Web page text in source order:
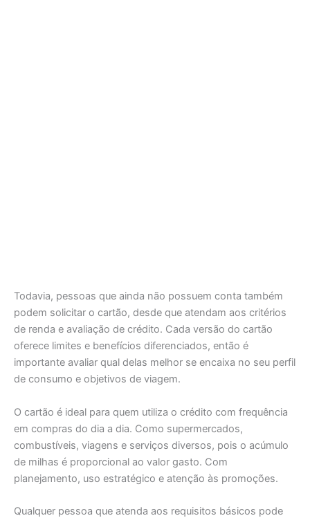
Todavia, pessoas que ainda não possuem conta também
podem solicitar o cartão, desde que atendam aos critérios
de renda e avaliação de crédito. Cada versão do cartão
oferece limites e benefícios diferenciados, então é
importante avaliar qual delas melhor se encaixa no seu perfil
de consumo e objetivos de viagem.
O cartão é ideal para quem utiliza o crédito com frequência
em compras do dia a dia. Como supermercados,
combustíveis, viagens e serviços diversos, pois o acúmulo
de milhas é proporcional ao valor gasto. Com
planejamento, uso estratégico e atenção às promoções.
Qualquer pessoa que atenda aos requisitos básicos pode